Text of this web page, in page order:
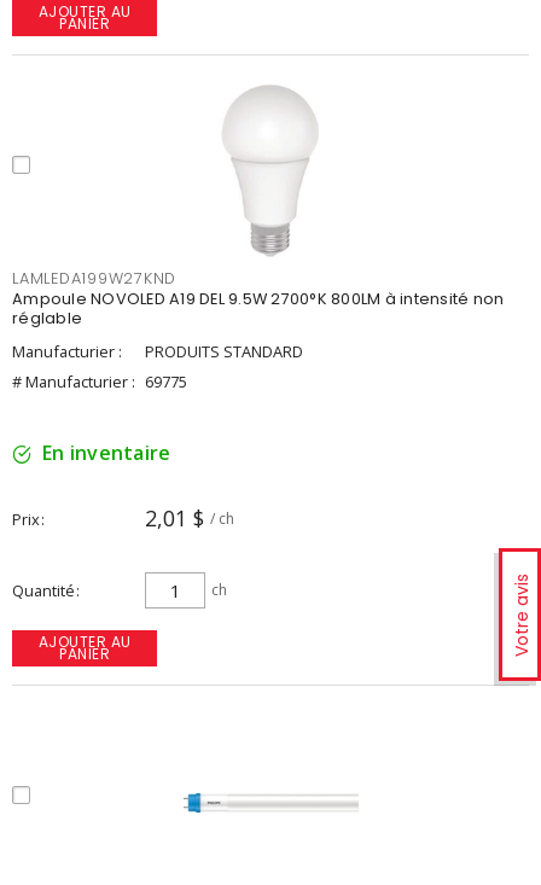
Votre avis
AJOUTER AU
PANIER
LAMLEDA199W27KND
Ampoule NOVOLED A19 DEL 9.5W 2700°K 800LM à intensité non
réglable
Manufacturier :
PRODUITS STANDARD
# Manufacturier : 69775
En inventaire
Prix 2,01 $ / ch
Quantité ch
AJOUTER AU
PANIER